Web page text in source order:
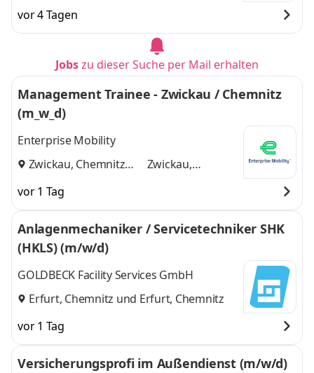
vor 4 Tagen
Jobszu dieser Suche per Mail erhalten
Management Trainee - Zwickau / Chemnitz
(m_w_d)
Enterprise Mobility
Zwickau, Chemnitz
Zwickau,
vor 1 Tag
Anlagenmechaniker / Servicetechniker SHK
(HKLS) (m/w/d)
GOLDBECK Facility Services GmbH
Erfurt, Chemnitz und Erfurt, Chemnitz
vor 1 Tag
Versicherungsprofi im Außendienst (m/w/d)